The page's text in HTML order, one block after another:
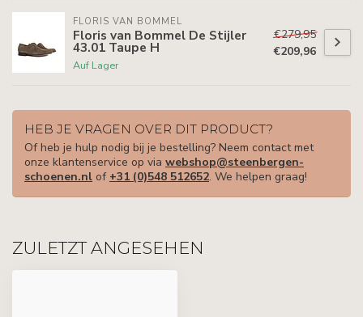
FLORIS VAN BOMMEL
Floris van Bommel De Stijler
43.01 Taupe H
Auf Lager
€279,95
€209,96
HEB JE VRAGEN OVER DIT PRODUCT?
Of heb je hulp nodig bij je bestelling? Neem contact met
onze klantenservice op via webshop@steenbergen-
schoenen.nl of +31 (0)548 512652. We helpen graag!
ZULETZT ANGESEHEN